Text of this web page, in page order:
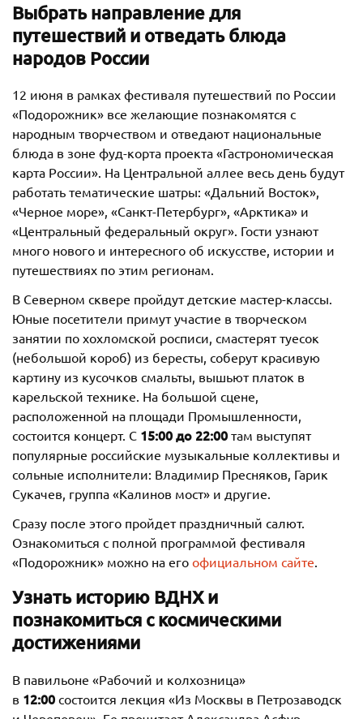
Выбрать направление для
путешествий и отведать блюда
народов России
12 июня в рамках фестиваля путешествий по России
«Подорожник» все желающие познакомятся с
народным творчеством и отведают национальные
блюда в зоне фуд-корта проекта «Гастрономическая
карта России». На Центральной аллее весь день будут
работать тематические шатры: «Дальний Восток»,
«Черное море», «Санкт-Петербург», «Арктика» и
«Центральный федеральный округ». Гости узнают
много нового и интересного об искусстве, истории и
путешествиях по этим регионам.
В Северном сквере пройдут детские мастер-классы.
Юные посетители примут участие в творческом
занятии по хохломской росписи, смастерят туесок
(небольшой короб) из бересты, соберут красивую
картину из кусочков смальты, вышьют платок в
карельской технике. На большой сцене,
расположенной на площади Промышленности,
состоится концерт. С 15:00 до 22:00 там выступят
популярные российские музыкальные коллективы и
сольные исполнители: Владимир Пресняков, Гарик
Сукачев, группа «Калинов мост» и другие.
Сразу после этого пройдет праздничный салют.
Ознакомиться с полной программой фестиваля
«Подорожник» можно на его официальном сайте.
Узнать историю ВДНХ и
познакомиться с космическими
достижениями
В павильоне «Рабочий и колхозница»
в 12:00 состоится лекция «Из Москвы в Петрозаводск